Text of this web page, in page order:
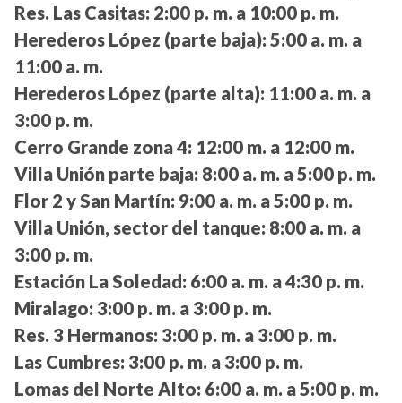
Res. Las Casitas: 2:00 p. m. a 10:00 p. m.
Herederos López (parte baja): 5:00 a. m. a
11:00 a. m.
Herederos López (parte alta): 11:00 a. m. a
3:00 p. m.
Cerro Grande zona 4: 12:00 m. a 12:00 m.
Villa Unión parte baja: 8:00 a. m. a 5:00 p. m.
Flor 2 y San Martín: 9:00 a. m. a 5:00 p. m.
Villa Unión, sector del tanque: 8:00 a. m. a
3:00 p. m.
Estación La Soledad: 6:00 a. m. a 4:30 p. m.
Miralago: 3:00 p. m. a 3:00 p. m.
Res. 3 Hermanos: 3:00 p. m. a 3:00 p. m.
Las Cumbres: 3:00 p. m. a 3:00 p. m.
Lomas del Norte Alto: 6:00 a. m. a 5:00 p. m.